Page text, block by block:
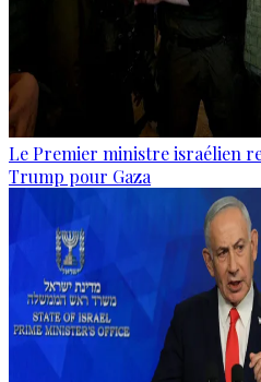
Le Premier ministre israélien
Trump pour Gaza